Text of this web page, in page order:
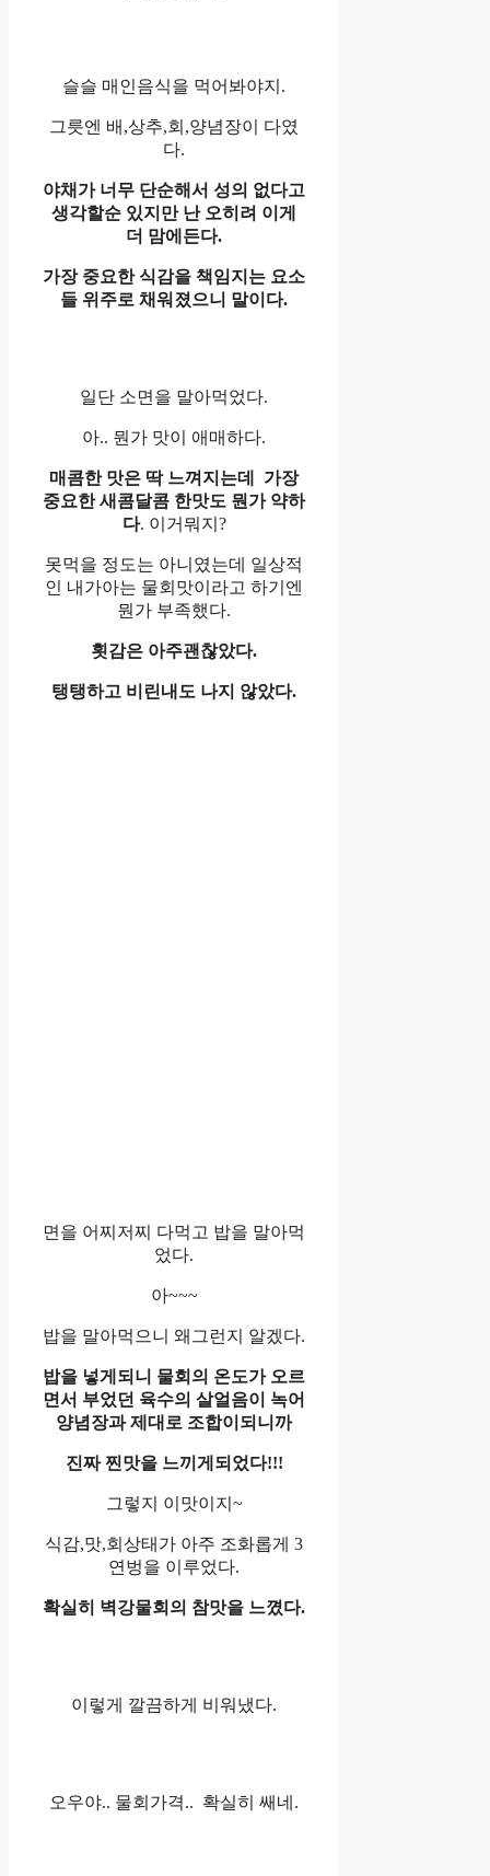
슬슬 매인음식을 먹어봐야지.
그릇엔 배,상추,회,양념장이 다였
다.
야채가 너무 단순해서 성의 없다고
생각할순 있지만 난 오히려 이게
더 맘에든다.
가장 중요한 식감을 책임지는 요소
들 위주로 채워졌으니 말이다.
일단 소면을 말아먹었다.
아.. 뭔가 맛이 애매하다.
매콤한 맛은 딱 느껴지는데 가장
중요한 새콤달콤 한맛도 뭔가 약하
다. 이거뭐지?
못먹을 정도는 아니였는데 일상적
인 내가아는 물회맛이라고 하기엔
뭔가 부족했다.
횟감은 아주괜찮았다.
탱탱하고 비린내도 나지 않았다.
면을 어찌저찌 다먹고 밥을 말아먹
었다.
아~~~
밥을 말아먹으니 왜그런지 알겠다.
밥을 넣게되니 물회의 온도가 오르
면서 부었던 육수의 살얼음이 녹어
양념장과 제대로 조합이되니까
진짜 찐맛을 느끼게되었다!!!
그렇지 이맛이지~
식감,맛,회상태가 아주 조화롭게 3
연벙을 이루었다.
확실히 벽강물회의 참맛을 느꼈다.
이렇게 깔끔하게 비워냈다.
오우야.. 물회가격.. 확실히 쌔네.